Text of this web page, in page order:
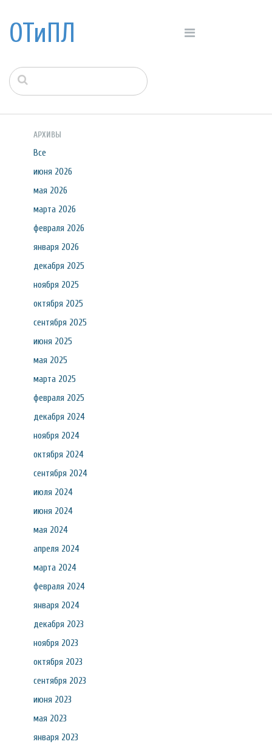
ОТиПЛ
АРХИВЫ
Все
июня 2026
мая 2026
марта 2026
февраля 2026
января 2026
декабря 2025
ноября 2025
октября 2025
сентября 2025
июня 2025
мая 2025
марта 2025
февраля 2025
декабря 2024
ноября 2024
октября 2024
сентября 2024
июля 2024
июня 2024
мая 2024
апреля 2024
марта 2024
февраля 2024
января 2024
декабря 2023
ноября 2023
октября 2023
сентября 2023
июня 2023
мая 2023
января 2023